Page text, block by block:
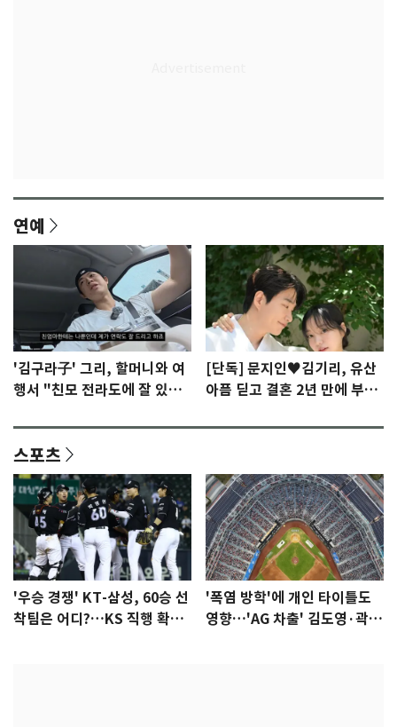
연예
'김구라子' 그리, 할머니와 여
행서 "친모 전라도에 잘 있
[단독] 문지인♥김기리, 유산
아픔 딛고 결혼 2년 만에 부모
스포츠
'우승 경쟁' KT-삼성, 60승 선
착팀은 어디?…KS 직행 확률
'폭염 방학'에 개인 타이틀도
영향…'AG 차출' 김도영·곽빈